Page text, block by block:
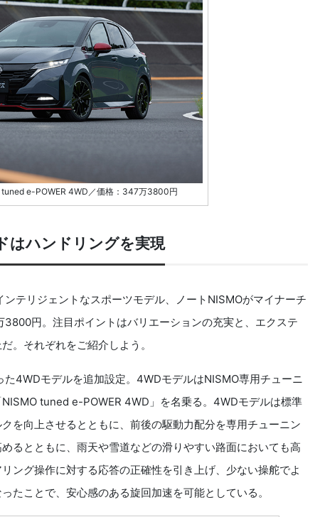
tuned e-POWER 4WD／価格：347万3800円
はハンドリングを実現
テリジェントなスポーツモデル、ノートNISMOがマイナーチ
円。注目ポイントはバリエーションの充実と、エクステ
。それぞれをご紹介しよう。
4WDモデルを追加設定。4WDモデルはNISMO専用チューニ
tuned e-POWER 4WD」を名乗る。4WDモデルは標準
を向上させるとともに、前後の駆動力配分を専用チューニン
るとともに、雨天や雪道などの滑りやすい路面においても高
ング操作に対する応答の正確性を引き上げ、少ない操舵でよ
たことで、安心感のある旋回加速を可能としている。